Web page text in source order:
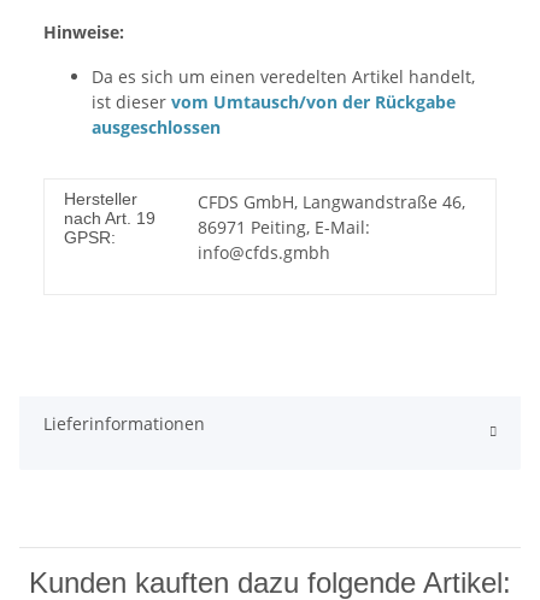
Hinweise:
Da es sich um einen veredelten Artikel handelt,
ist dieser vom Umtausch/von der Rückgabe
ausgeschlossen
Hersteller
nach Art. 19
GPSR:
CFDS GmbH, Langwandstraße 46,
86971 Peiting, E-Mail:
info@cfds.gmbh
Lieferinformationen
Kunden kauften dazu folgende Artikel: